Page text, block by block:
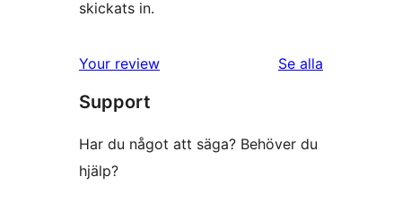
skickats in.
Your review Se alla
Support
Har du något att säga? Behöver du
hjälp?